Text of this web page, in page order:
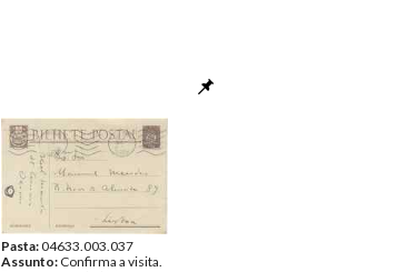
Pasta:04633.003.037
Assunto: Confirma a visita.